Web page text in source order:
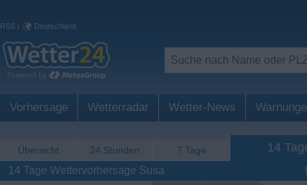
RSS | Deutschland
Vorhersage Wetterradar Wetter-News
Übersicht 24 Stunden 7 Tage 14
14 Tage Wettervorhersage Susa